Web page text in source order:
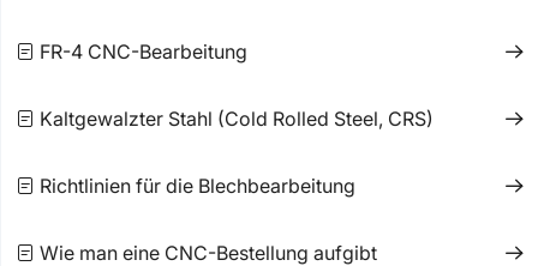
FR-4 CNC-Bearbeitung
Kaltgewalzter Stahl (Cold Rolled Steel, CRS)
Richtlinien für die Blechbearbeitung
Wie man eine CNC-Bestellung aufgibt